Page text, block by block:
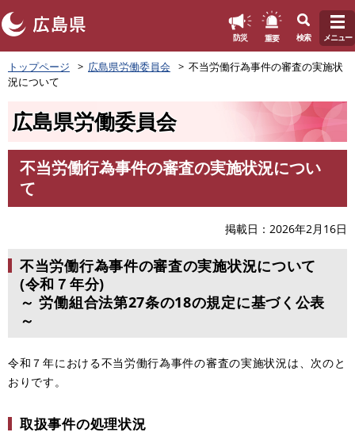
ペ
ー
ジ
防災 重要 検索 メニュー
トップページ 広島県労働委員会
不当労働行為事件の審査の実施状
況について
広島県労働委員会
不当労働行為事件の審査の実施状況につい
て
掲載日 2026年2月16日
不当労働行為事件の審査の実施状況について
(令和７年分)
～ 労働組合法第27条の18の規定に基づく公表
～
令和７年における不当労働行為事件の審査の実施状況は、次のと
おりです。
取扱事件の処理状況